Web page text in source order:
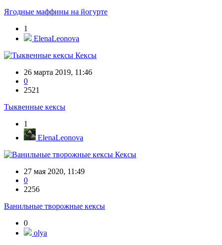
Ягодные маффины на йогурте
1
ElenaLeonova
Кексы
26 марта 2019, 11:46
0
2521
Тыквенные кексы
1
ElenaLeonova
Кексы
27 мая 2020, 11:49
0
2256
Ванильные творожные кексы
0
olya